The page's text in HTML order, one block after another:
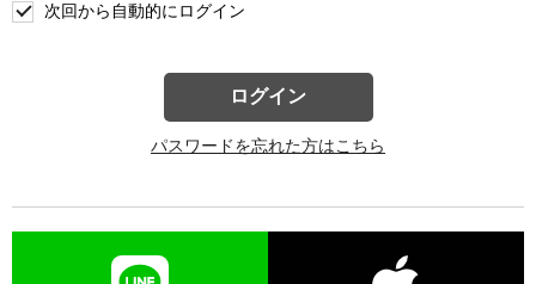
次回から自動的にログイン
ログイン
パスワードを忘れた方はこちら